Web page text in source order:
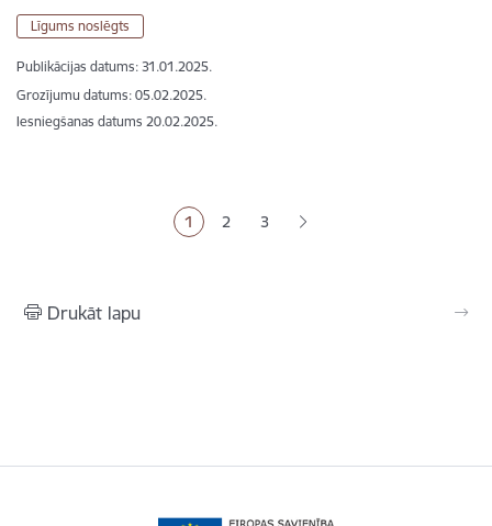
Līgums noslēgts
Publikācijas datums: 31.01.2025.
Grozījumu datums: 05.02.2025.
Iesniegšanas datums 20.02.2025.
Pašreizējā lapa
1 Lapa
2 Lapa
3
Drukāt lapu